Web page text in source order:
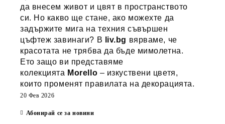
да внесем живот и цвят в пространството
си. Но какво ще стане, ако можехте да
задържите мига на техния съвършен
цъфтеж завинаги? В
liv.bg вярваме, че
красотата не трябва да бъде мимолетна.
Ето защо ви представяме
колекцията Morello – изкуствени цветя,
които променят правилата на декорацията.
20 Фев 2026
Абонирай се за новини